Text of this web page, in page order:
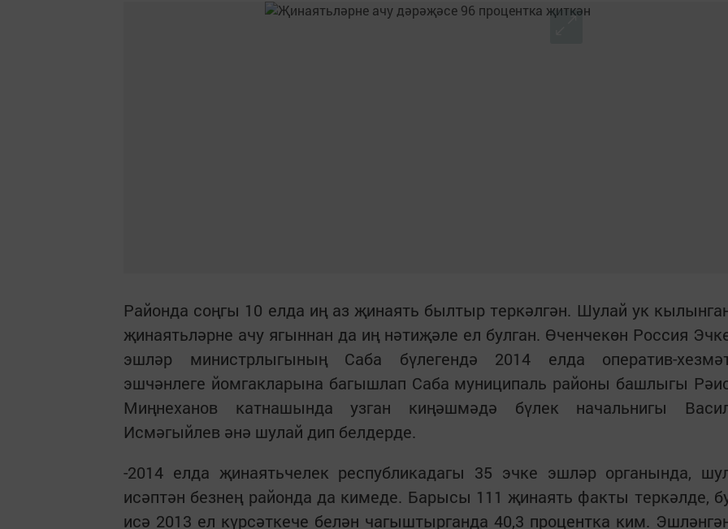
Районда соңгы 10 елда иң аз җинаять былтыр теркәлгән. Шулай ук
җинаятьләрне ачу ягыннан да иң нәтиҗәле ел булган. Өченчекөн Россия
эшләр министрлыгының Саба бүлегендә 2014 елда оператив-
эшчәнлеге йомгакларына багышлап Саба муниципаль районы башлыгы
Миңнеханов катнашында узган киңәш­мәдә бүлек начальнигы
Исмәгыйлев әнә шулай дип белдерде.
-2014 елда җинаятьчелек республикадагы 35 эчке эшләр органында,
исәптән безнең районда да кимеде. Барысы 111 җинаять факты теркәлде,
исә 2013 ел күрсәткече белән чагыштырганда 40,3 процентка ким.